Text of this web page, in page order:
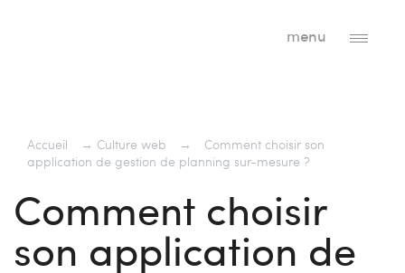
menu
Accueil → Culture web →
Comment choisir son
application de gestion de planning sur-mesure ?
Comment choisir
son application de